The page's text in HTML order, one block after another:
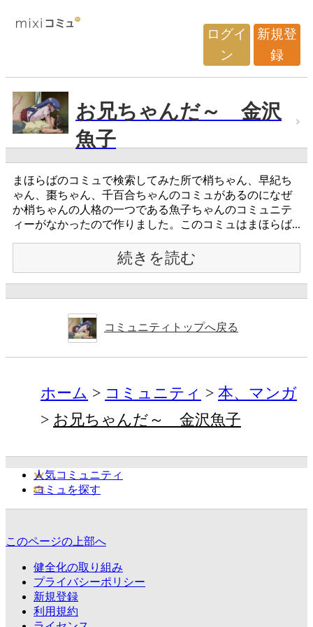
ログイ
ン
新規登
録
お兄ちゃんだ～ 金沢
魚子
まほらばのコミュで検索してみた所で梢ちゃん、早紀ち
ゃん、棗ちゃん、千百合ちゃんのコミュがあるのになぜ
か梢ちゃんの人格の一つである魚子ちゃんのコミュニテ
ィーがなかったので作りました。このコミュはまほらば...
続きを読む
コミュニティトップへ戻る
ホーム コミュニティ
本、マンガ
お兄ちゃんだ～ 金沢魚子
人気コミュニティ
コミュを探す
このページの上部へ
健全化の取り組み
プライバシーポリシー
新規登録
利用規約